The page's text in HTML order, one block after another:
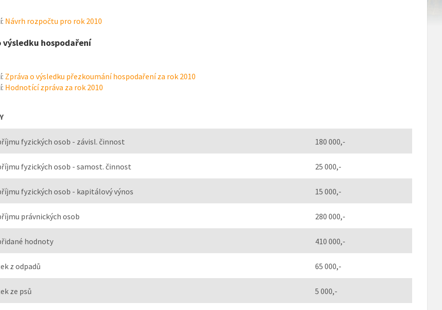
Návrh rozpočtu pro rok 2010
výsledku hospodaření
Zpráva o výsledku přezkoumání hospodaření za rok 2010
Hodnotící zpráva za rok 2010
fyzických osob - závisl. činnost 180 000,-
fyzických osob - samost. činnost 25 000,-
fyzických osob - kapitálový výnos 15 000,-
právnických osob 280 000,-
hodnoty 410 000,-
z odpadů 65 000,-
ze psů 5 000,-